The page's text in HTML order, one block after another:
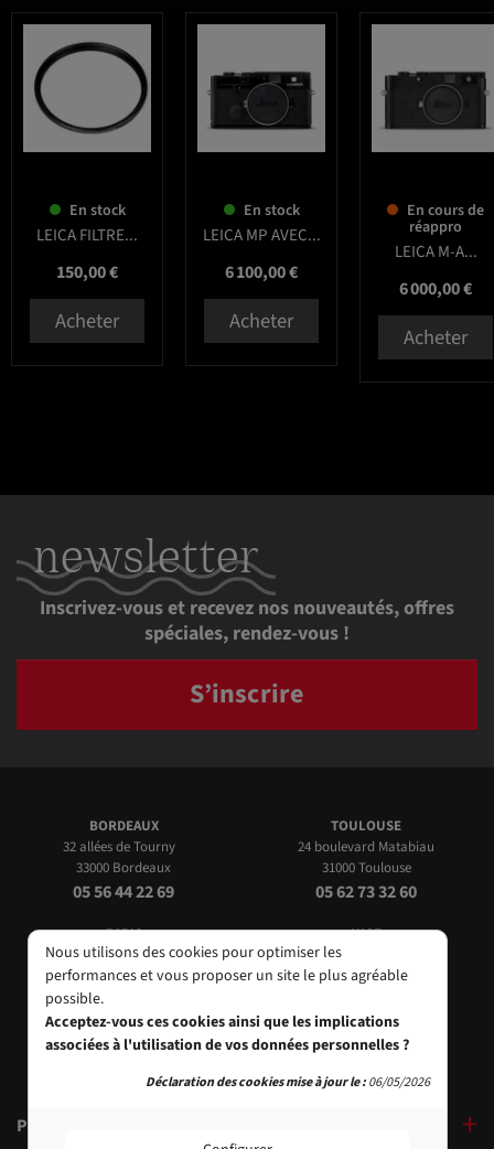
En stock
LEICA FILTRE...
Prix
150,00 €
Acheter
En stock
LEICA MP AVEC...
Prix
6 100,00 €
Acheter
En cours de
réappro
LEICA M-A...
Prix
6 000,00 €
Acheter
newsletter
Inscrivez-vous et recevez nos nouveautés, offres
spéciales, rendez-vous !
S’inscrire
BORDEAUX
32 allées de Tourny
33000 Bordeaux
05 56 44 22 69
PARIS
9, bd des Filles-du-Calvaire
75003 Paris
01 40 29 91 91
PRODUITS
TOULOUSE
24 boulevard Matabiau
31000 Toulouse
05 62 73 32 60
NICE
24 Rue de l'Hôtel des Postes
06000 Nice
Nous utilisons des cookies pour optimiser les
performances et vous proposer un site le plus agréable
possible.
Acceptez-vous ces cookies ainsi que les implications
associées à l'utilisation de vos données personnelles ?
Déclaration des cookies mise à jour le :06/05/2026